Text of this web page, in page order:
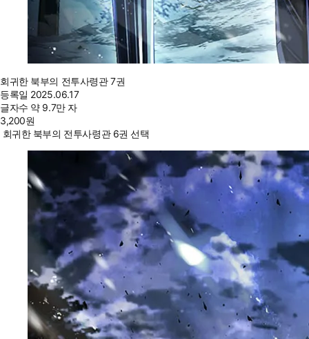
회귀한 북부의 전투사령관 7권
등록일 2025.06.17
글자수 약 9.7만 자
3,200원
회귀한 북부의 전투사령관 6권 선택